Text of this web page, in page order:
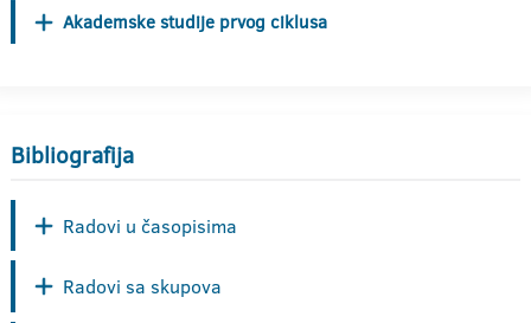
Akademske studije prvog ciklusa
Bibliografija
Radovi u časopisima
Radovi sa skupova